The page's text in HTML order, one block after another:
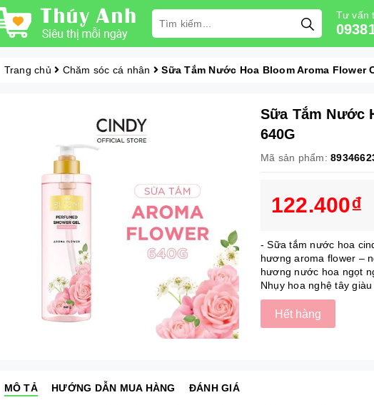
Tư vấn
Trang chủ Chăm sóc cá nhân Sữa Tắm Nước Hoa Bloom Aroma Flower
Sữa Tắm Nước
640G
Mã sản phẩm:
122.400₫
- Sữa tắm nước hoa
hương aroma flower –
hương nước hoa ngọt
Nhụy hoa nghệ tây giàu
Hết hàng
MÔ TẢ HƯỚNG DẪN MUA HÀNG ĐÁNH GIÁ